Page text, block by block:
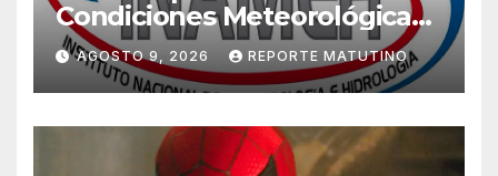
Condiciones Meteorológicas
para las próximas 24 horas,
de este domingo 9 de agosto
2026
AGOSTO 9, 2026 REPORTE MATUTINO